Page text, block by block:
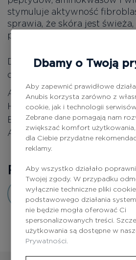
stymuluje aktywność
sprawia, że skóra jest świeża,
promienna.
DMAE, hydrolizat elastyny,
cytrynowy, kwas winowy
Aqua (Water),
Hydrolyzed Elastin, Citric
Benzoate, Sodium
Ascorbate, Disodium EDTA.
Recenzje0
Dodaj opinię
Dbamy o Twoją
Aby zapewnić prawidłowe
Anubis korzysta zarówno z
cookie, jak i technologii
Zebrane dane pomagają nam
zwiększać komfort
dla Ciebie przydatne
reklamy.
Aby wszystko działało
Twojej zgody. W przypadku
wyłącznie techniczne pliki
podstawowego działania
nie będzie mogła oferować Ci
spersonalizowanych treści.
użytkowania są dostępne w
Prywatności.